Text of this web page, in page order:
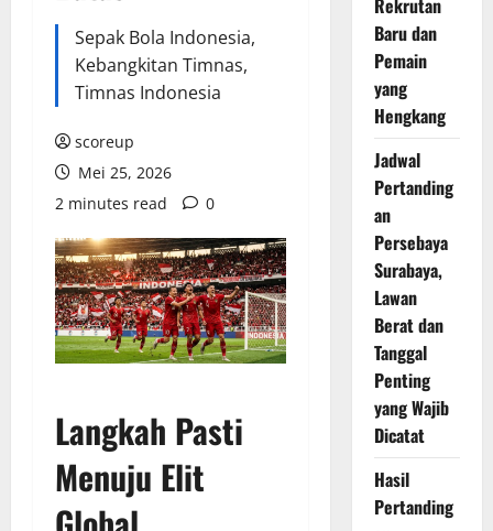
Sepak Bola Indonesia,
Kebangkitan Timnas,
Timnas Indonesia
scoreup
Mei 25, 2026
2 minutes read
0
Langkah Pasti
Menuju Elit
Rekrutan
Baru dan
Pemain
yang
Hengkang
Jadwal
Pertanding
an
Persebaya
Surabaya,
Lawan
Berat dan
Tanggal
Penting
yang Wajib
Dicatat
Hasil
Pertanding